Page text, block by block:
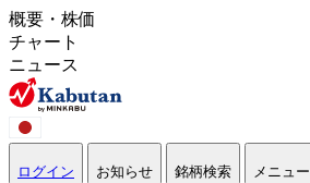
概要・株価
チャート
ニュース
ログイン お知らせ 銘柄検索 メニュー